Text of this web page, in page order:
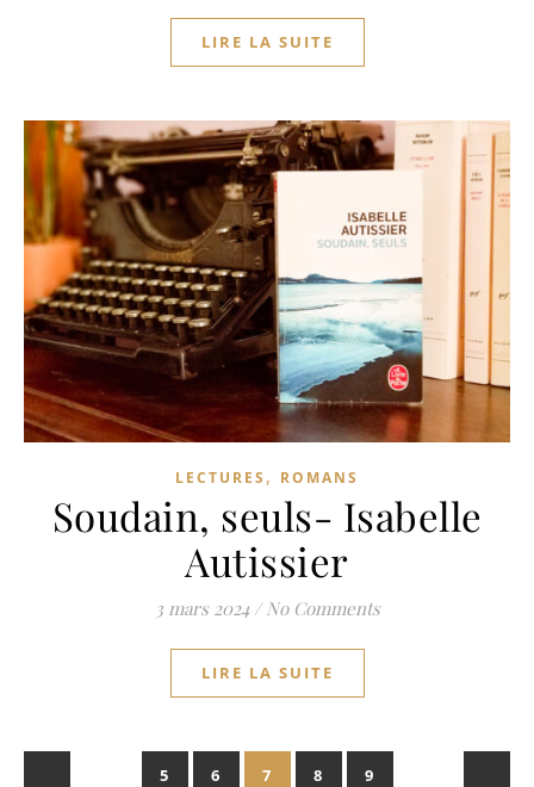
LIRE LA SUITE
LECTURES , ROMANS
Soudain, seuls- Isabelle
Autissier
3 mars 2024 / No Comments
LIRE LA SUITE
5 6 7 8 9